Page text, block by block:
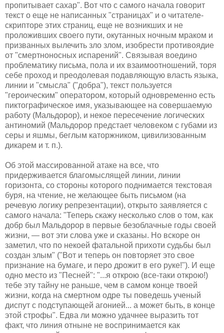
пропитывает сахар". Вот что с самого начала говорит
текст о еще не написанных "страницах" и о читателе-
скрипторе этих страниц, еще не возникших и не
проложивших своего пути, окутанных ночным мраком и
призванных вылечить зло злом, изобрести противоядие
от "смертноносных испарений". Связывая воедино
проблематику письма, пола и их взаимоотношений, торя
себе проход и преодолевая подавляющую власть языка,
линии и "смысла" ("добра"), текст пользуется
"героическим" оператором, который одновременно есть
пиктографическое имя, указывающее на совершаемую
работу (Мальдорор), и некое пересечение логических
антиномий (Мальдорор предстает человеком с губами из
серы и яшмы, беглым каторжником, цивилизованным
дикарем и т. п.).
Об этой массированной атаке на все, что
придерживается благомыслящей линии, линии
горизонта, со стороны которого поднимается текстовая
буря, на чтение, не желающее быть письмом (на
речевую логику репрезентации), открыто заявляется с
самого начала: "Теперь скажу несколько слов о том, как
добр был Мальдорор в первые безоблачные годы своей
жизни, — вот эти слова уже и сказаны. Но вскоре он
заметил, что по некоей фатальной прихоти судьбы был
создан злым" ("Вот и теперь он повторяет это свое
признание на бумаге, и перо дрожит в его руке!"). И еще
одно место из "Песней": "...я открою (все-таки открою!)
тебе эту тайну не раньше, чем в самом конце твоей
жизни, когда на смертном одре ты поведешь ученый
диспут с подступающей агонией... а может быть, в конце
этой строфы". Едва ли можно удачнее выразить тот
факт, что линия отныне не воспринимается как